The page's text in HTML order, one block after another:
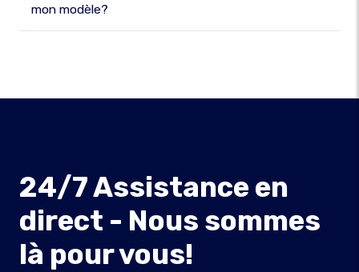
mon modèle?
24/7 Assistance en
direct - Nous sommes
là pour vous!